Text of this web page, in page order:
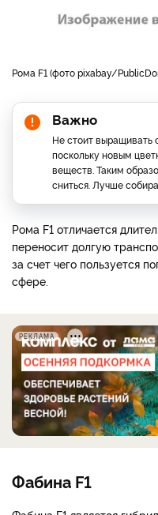
Рома F1 (фото pixabay/
Важно
Не стоит
поскольку новым
веществ. Таким
сниться. Лучше
Рома F1 отличается
переносит долгую
за счет чего пользуется
сфере.
РЕКЛАМА
Фабина F1